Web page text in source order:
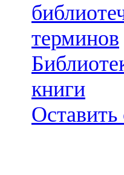
терминов
книги
Оставить